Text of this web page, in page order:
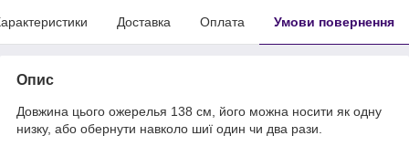
Доставка Оплата Умови повернення
Опис
Довжина цього ожерелья 138 см, його можна носити як одну
низку, або обернути навколо шиї один чи два рази.